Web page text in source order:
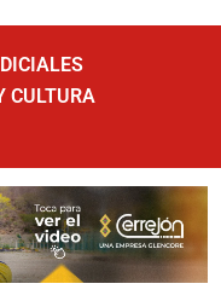
CULTURA